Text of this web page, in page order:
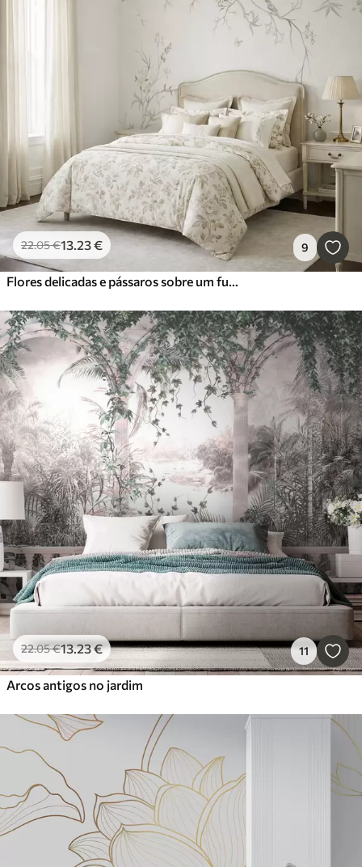
22.05€13.23€ 9
Flores delicadas e pássaros sobre um fundo de giz
22.05€13.23€ 11
Arcos antigos no jardim